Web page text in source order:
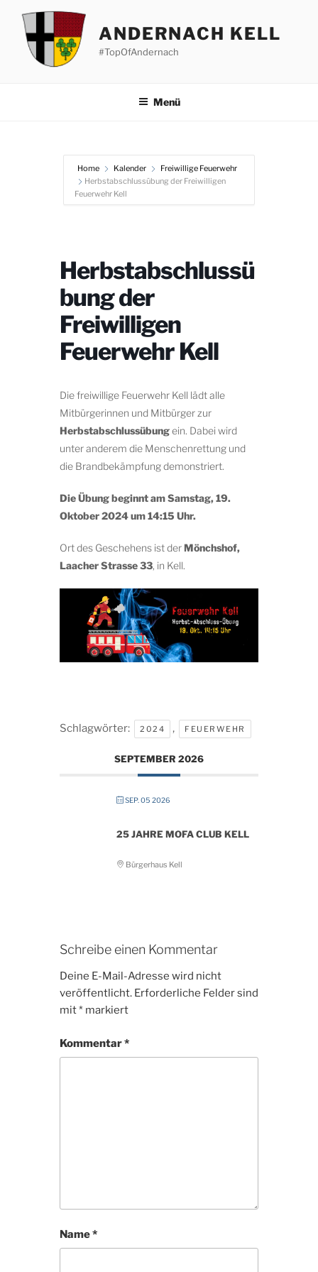
Inhalt
springen
ANDERNACH KELL
#TopOfAndernach
Menü
Home Kalender
Freiwillige Feuerwehr
Herbstabschlussübung der Freiwilligen
Feuerwehr Kell
Herbstabschlussü
bung der
Freiwilligen
Feuerwehr Kell
Die freiwillige Feuerwehr Kell lädt alle
Mitbürgerinnen und Mitbürger zur
Herbstabschlussübungein. Dabei wird
unter anderem die Menschenrettung und
die Brandbekämpfung demonstriert.
Die Übung beginnt am Samstag, 19.
Oktober 2024 um 14:15 Uhr.
Ort des Geschehens ist der Mönchshof,
Laacher Strasse 33, in Kell.
Schlagwörter: 2024 , FEUERWEHR
SEPTEMBER 2026
SEP. 05 2026
25 JAHRE MOFA CLUB KELL
Bürgerhaus Kell
Schreibe einen Kommentar
Deine E-Mail-Adresse wird nicht
veröffentlicht. Erforderliche Felder sind
mit* markiert
Kommentar*
Name*